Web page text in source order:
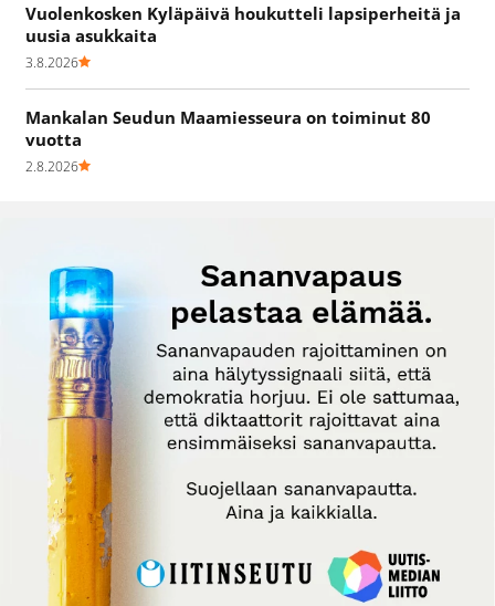
Vuolenkosken Kyläpäivä houkutteli lapsiperheitä ja
uusia asukkaita
3.8.2026
Mankalan Seudun Maamiesseura on toiminut 80
vuotta
2.8.2026